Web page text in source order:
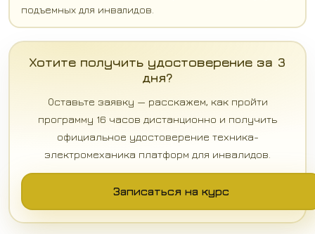
подъемных для инвалидов.
Хотите получить удостоверение за 3
дня?
Оставьте заявку — расскажем, как пройти
программу 16 часов дистанционно и получить
официальное удостоверение техника-
электромеханика платформ для инвалидов.
Записаться на курс